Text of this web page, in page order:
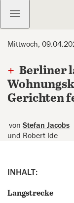
Kostenlos
Mittwoch,
+ Berliner
Gerichten
von Stefan Jacobs
und Robert Ide
INHALT:
Langstrecke